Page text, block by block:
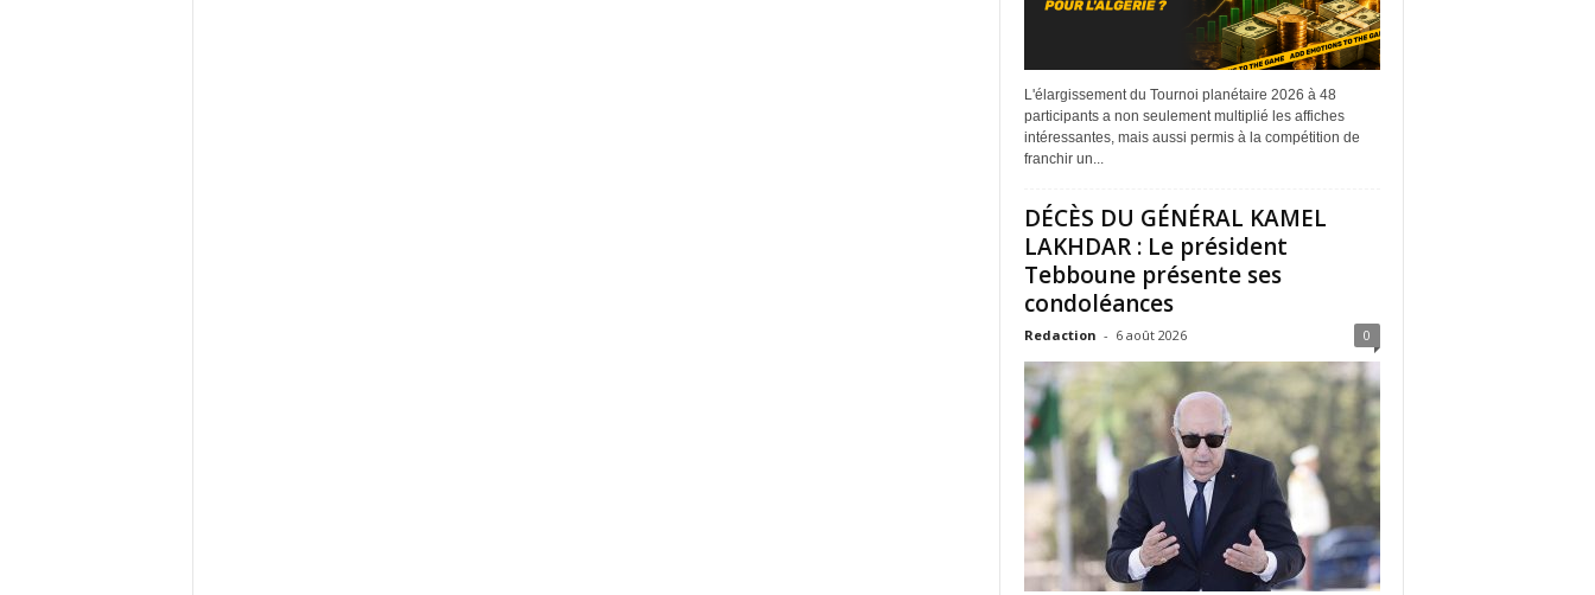
L'élargissement du Tournoi planétaire 2026 à 48
participants a non seulement multiplié les affiches
intéressantes, mais aussi permis à la compétition de
franchir un...
DÉCÈS DU GÉNÉRAL KAMEL
LAKHDAR : Le président
Tebboune présente ses
condoléances
Redaction - 6 août 2026 0